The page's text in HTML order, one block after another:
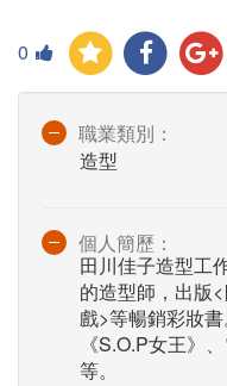
0
職業類別：
造型
個人簡歷：
田川佳子造型工
的造型師，出版
戲>等暢銷彩妝
《S.O.P女王》
等。